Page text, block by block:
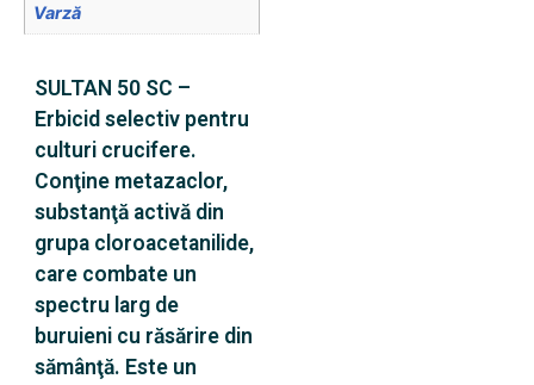
Varză
SULTAN 50 SC –
Erbicid selectiv pentru
culturi crucifere.
Conţine metazaclor,
substanţă activă din
grupa cloroacetanilide,
care combate un
spectru larg de
buruieni cu răsărire din
sămânţă. Este un